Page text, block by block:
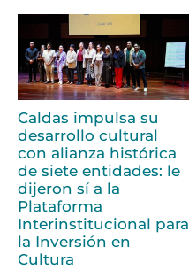
Caldas impulsa su
desarrollo cultural
con alianza histórica
de siete entidades: le
dijeron sí a la
Plataforma
Interinstitucional para
la Inversión en
Cultura